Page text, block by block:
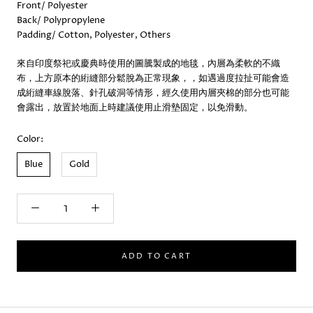
Front/ Polyester
Back/ Polypropylene
Padding/ Cotton, Polyester, Others
來自印度祭祀或慶典時使用的圖騰製成的地毯，內層為柔軟的不織
布，上方原本的絎縫部分鬆脫為正常現象， ，如遇過度拉扯可能會造
成絎縫車線脫落、針孔破洞等情形，經久使用內層夾棉的部分也可能
會露出，放置於地面上時建議使用止滑墊固定，以免滑動。
Color:
Blue
Gold
ADD TO CART